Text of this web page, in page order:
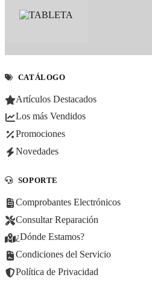
CATÁLOGO
Artículos Destacados
Los más Vendidos
Promociones
Novedades
SOPORTE
Comprobantes Electrónicos
Consultar Reparación
¿Dónde Estamos?
Condiciones del Servicio
Política de Privacidad